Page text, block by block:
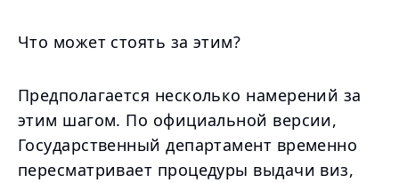
Что может стоять за этим?
Предполагается несколько намерений за
этим шагом. По официальной версии,
Государственный департамент временно
пересматривает процедуры выдачи виз,